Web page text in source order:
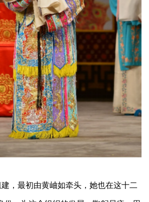
，最初由黄岫如牵头，她也在这十二